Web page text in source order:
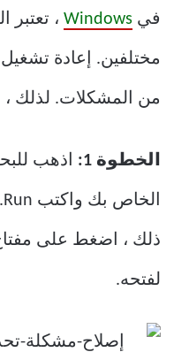
في Windows ، تعتبر
مختلفين. إعادة
من المشكلات. لذلك ،
الخطوة 1: اذهب
لفتحه.